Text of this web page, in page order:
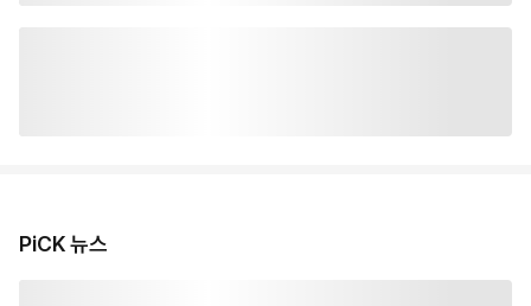
PiCK 뉴스